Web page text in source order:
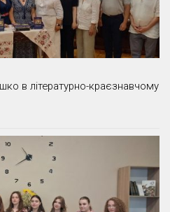
в літературно-краєзнавчому